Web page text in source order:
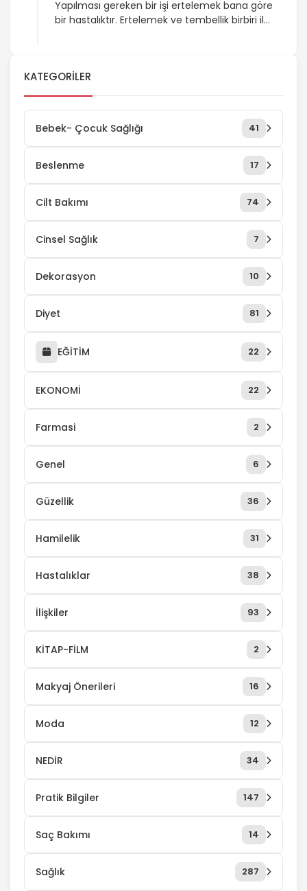
Yapılması gereken bir işi ertelemek bana göre
bir hastalıktır. Ertelemek ve tembellik birbiri ile
kazanabilirsin. Tıp oyununu muhtemelen
bilmeyen yoktur aramızda. 1 – 2 – 3 Tıp denir
ve tıp oynayan kişiler oyundan bulunan diğer
kişileri güldürmek ve konuşturmak […]
KATEGORILER
Bebek- Çocuk Sağlığı 41
Beslenme 17
Cilt Bakımı 74
Cinsel Sağlık 7
Dekorasyon 10
Diyet 81
EĞİTİM 22
EKONOMİ 22
Farmasi 2
Genel 6
Güzellik 36
Hamilelik 31
Hastalıklar 38
İlişkiler 93
KİTAP-FİLM 2
Makyaj Önerileri 16
Moda 12
NEDİR 34
Pratik Bilgiler 147
Saç Bakımı 14
Sağlık 287